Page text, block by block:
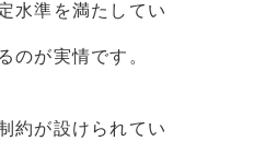
水準を満たしてい
のが実情です。
約が設けられてい